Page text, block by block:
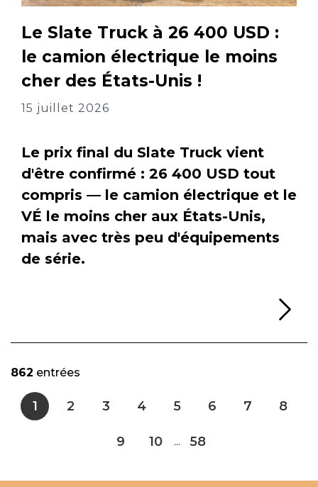
Le Slate Truck à 26 400 USD :
le camion électrique le moins
cher des États-Unis !
15 juillet 2026
Le prix final du Slate Truck vient
d'être confirmé : 26 400 USD tout
compris — le camion électrique et le
VÉ le moins cher aux États-Unis,
mais avec très peu d'équipements
de série.
862 entrées
1 2 3 4 5 6 7 8
9 10 ... 58